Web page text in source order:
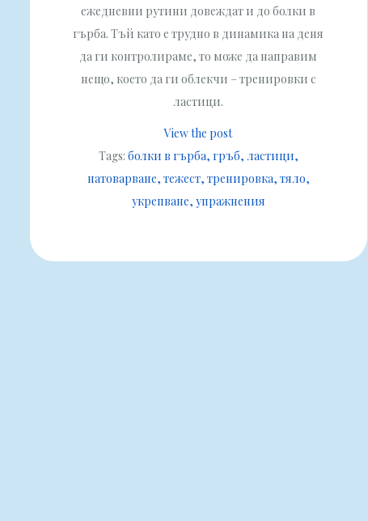
ежедневни рутини довеждат и до болки в
гърба. Тъй като е трудно в динамика на деня
да ги контролираме, то може да направим
нещо, което да ги облекчи – тренировки с
ластици.
View the post
Tags: болки в гърба гръб ластици
натоварване тежест тренировка тяло
укрепване упражнения